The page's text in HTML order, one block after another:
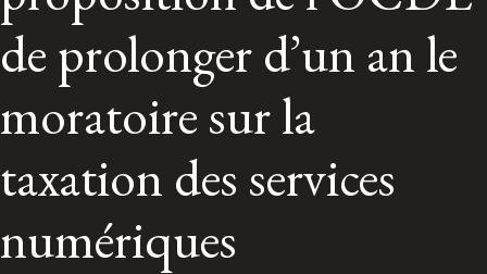
Réseau des anciens d’Osler
Contactez-nous
de prolonger d’un an le
moratoire sur la
taxation des services
numériques